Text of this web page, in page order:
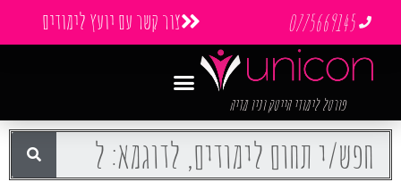
0775669145 צור קשר עם יועץ לימודים
פורטל לימודי הייטק וניו מדיה